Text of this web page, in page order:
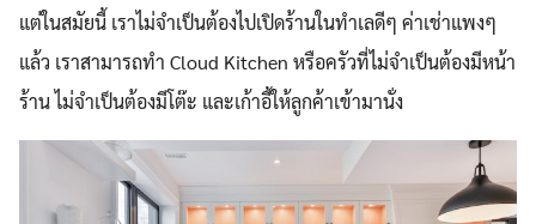
แต่ในสมัยนี้ เราไม่จำเป็นต้องไปเปิดร้านในทำเลดีๆ ค่าเช่าแพงๆ
แล้ว เราสามารถทำ Cloud Kitchen หรือครัวที่ไม่จำเป็นต้องมีหน้า
ร้าน ไม่จำเป็นต้องมีโต๊ะ และเก้าอี้ให้ลูกค้าเข้ามานั่ง